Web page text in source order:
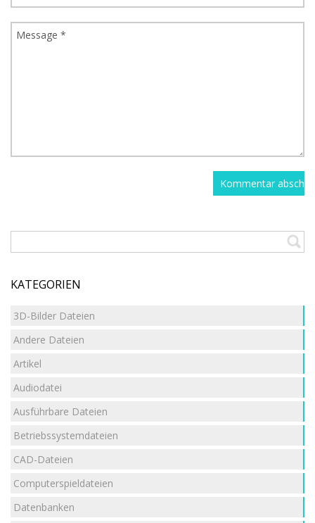
KATEGORIEN
3D-Bilder Dateien
Andere Dateien
Artikel
Audiodatei
Ausführbare Dateien
Betriebssystemdateien
CAD-Dateien
Computerspieldateien
Datenbanken